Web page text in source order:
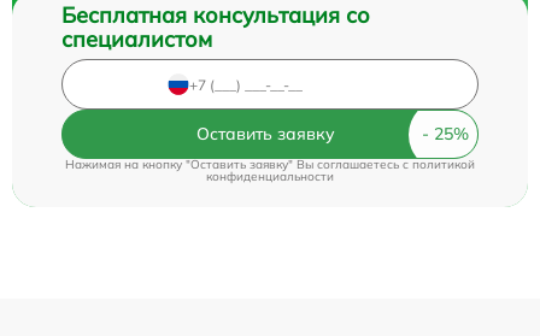
Бесплатная консультация со
специалистом
Оставить заявку
Нажимая на кнопку "Оставить заявку" Вы соглашаетесь c политикой
конфиденциальности